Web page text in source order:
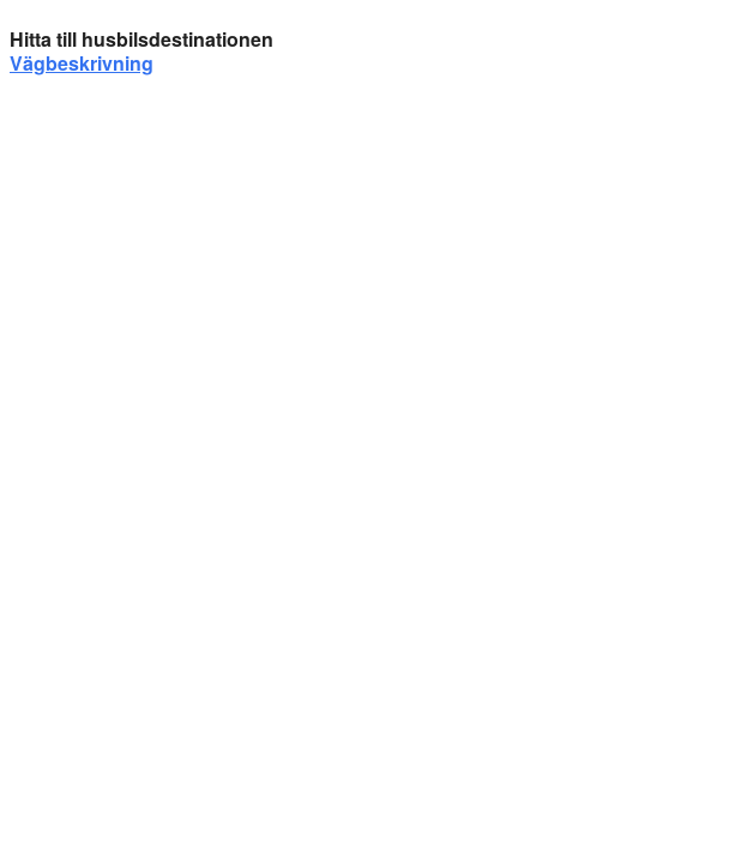
Hitta till husbilsdestinationen
Vägbeskrivning